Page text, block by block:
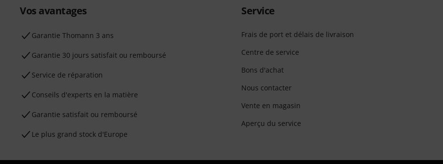
Vos avantages
Ga­ran­tie Thomann 3 ans
Garantie 30 jours satisfait ou remboursé
Service de réparation
Conseils d'experts en la matière
Garantie satisfait ou remboursé
Le plus grand stock d'Europe
Service
Frais de port et délais de livraison
Centre de service
Bons d'achat
Nous contacter
Vente en magasin
Aperçu du service